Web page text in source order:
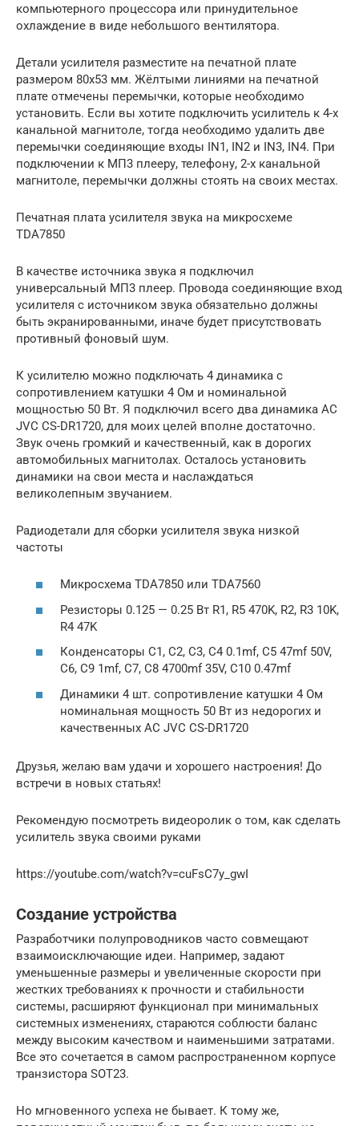
компьютерного процессора или принудительное
охлаждение в виде небольшого вентилятора.
Детали усилителя разместите на печатной плате
размером 80х53 мм. Жёлтыми линиями на печатной
плате отмечены перемычки, которые необходимо
установить. Если вы хотите подключить усилитель к 4-х
канальной магнитоле, тогда необходимо удалить две
перемычки соединяющие входы IN1, IN2 и IN3, IN4. При
подключении к МП3 плееру, телефону, 2-х канальной
магнитоле, перемычки должны стоять на своих местах.
Печатная плата усилителя звука на микросхеме
TDA7850
В качестве источника звука я подключил
универсальный МП3 плеер. Провода соединяющие вход
усилителя с источником звука обязательно должны
быть экранированными, иначе будет присутствовать
противный фоновый шум.
К усилителю можно подключать 4 динамика с
сопротивлением катушки 4 Ом и номинальной
мощностью 50 Вт. Я подключил всего два динамика АС
JVC CS-DR1720, для моих целей вполне достаточно.
Звук очень громкий и качественный, как в дорогих
автомобильных магнитолах. Осталось установить
динамики на свои места и наслаждаться
великолепным звучанием.
Радиодетали для сборки усилителя звука низкой
частоты
Микросхема TDA7850 или TDA7560
Резисторы 0.125 — 0.25 Вт R1, R5 470K, R2, R3 10K,
R4 47K
Конденсаторы C1, C2, C3, C4 0.1mf, C5 47mf 50V,
C6, C9 1mf, C7, C8 4700mf 35V, C10 0.47mf
Динамики 4 шт. сопротивление катушки 4 Ом
номинальная мощность 50 Вт из недорогих и
качественных АС JVC CS-DR1720
Друзья, желаю вам удачи и хорошего настроения! До
встречи в новых статьях!
Рекомендую посмотреть видеоролик о том, как сделать
усилитель звука своими руками
https://youtube.com/watch?v=cuFsC7y_gwI
Создание устройства
Разработчики полупроводников часто совмещают
взаимоисключающие идеи. Например, задают
уменьшенные размеры и увеличенные скорости при
жестких требованиях к прочности и стабильности
системы, расширяют функционал при минимальных
системных изменениях, стараются соблюсти баланс
между высоким качеством и наименьшими затратами.
Все это сочетается в самом распространенном корпусе
транзистора SOT23.
Но мгновенного успеха не бывает. К тому же,